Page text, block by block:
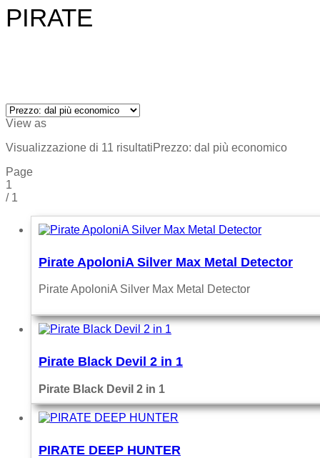
PIRATE
View as
Visualizzazione di 11 risultatiPrezzo: dal più economico
Page
1
/ 1
Pirate ApoloniA Silver Max Metal Detector
Pirate ApoloniA Silver Max Metal Detector
Pirate Black Devil 2 in 1
Pirate Black Devil 2 in 1
PIRATE DEEP HUNTER